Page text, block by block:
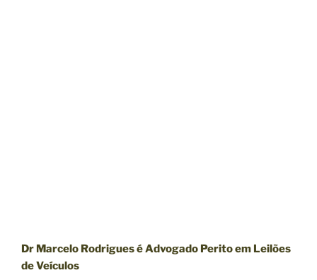
Dr Marcelo Rodrigues é Advogado Perito em Leilões
de Veículos